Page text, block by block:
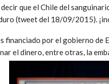
que el Chile del
(tweet del 18/09/2015).
financiado por el gobierno de
el dinero, entre otras, la